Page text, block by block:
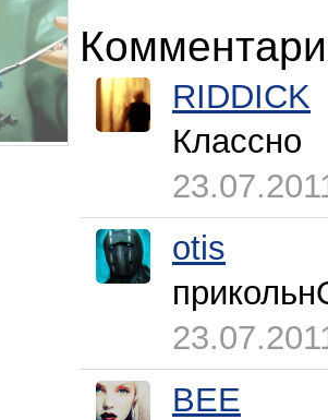
RIDDICK
Классно
otis
BEE